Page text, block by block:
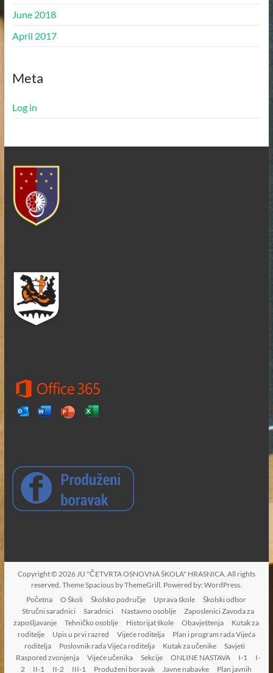
June 2018
April 2017
Meta
Log in
Copyright © 2026JU "ČETVRTA OSNOVNA ŠKOLA" HRASNICA. All rights
reserved. ThemeSpaciousby ThemeGrill. Powered by: WordPress.
Početna
O Školi Školsko područje Uprava škole
Školski odbor
Stručni saradnici
Saradnici Nastavno osoblje
Zaposlenici Zavoda za
zapošljavanje
Tehničko osoblje Historijat škole Obavještenja
Kutak za
roditelje
Upis u prvi razred Vijeće roditelja
Plan i program rada Vijeća
roditelja
Poslovnik rada Vijeća roditelja Kutak za učenike
Savjeti
Raspored zvonjenja
Vijeće učenika Sekcije ONLINE NASTAVA I-1
I-
2
II-1 II-2 III-1 Produženi boravak Javne nabavke Plan javnih